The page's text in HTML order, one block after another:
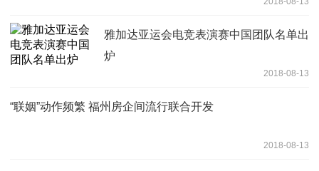
雅加达亚运会电竞表演赛中国团队名单出
炉
2018-08-13
“联姻”动作频繁 福州房企间流行联合开发
2018-08-13